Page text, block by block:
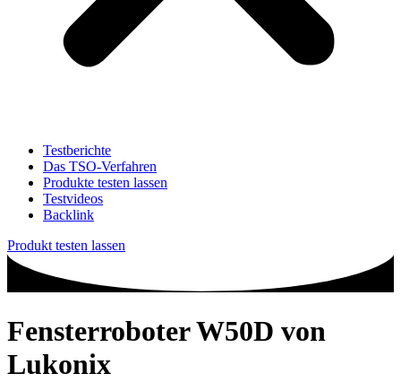
Testberichte
Das TSO-Verfahren
Produkte testen lassen
Testvideos
Backlink
Produkt testen lassen
Fensterroboter W50D von
Lukonix